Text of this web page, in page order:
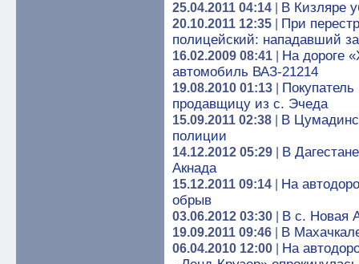
25.04.2011 04:14 В Кизляре
20.10.2011 12:35
При
полицейский: нападавший
16.02.2009 08:41
На дороге
автомобиль ВАЗ-21214
19.08.2010 01:13
продавщицу из с. Эчеда
15.09.2011 02:38
В
полиции
14.12.2012 05:29
В
Акнада
15.12.2011 09:14
На
обрыв
03.06.2012 03:30 В с. Новая
19.09.2011 09:46 В
06.04.2010 12:00
На